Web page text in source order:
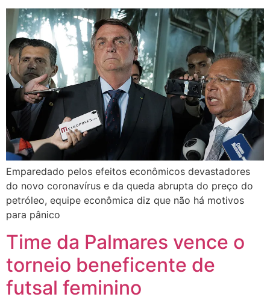
Emparedado pelos efeitos econômicos devastadores
do novo coronavírus e da queda abrupta do preço do
petróleo, equipe econômica diz que não há motivos
para pânico
Time da Palmares vence o
torneio beneficente de
futsal feminino